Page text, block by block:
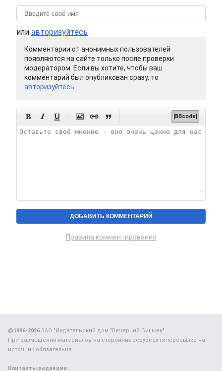
или авторизуйтесь
Комментарии от анонимных пользователей
появляются на сайте только после проверки
модератором. Если вы хотите, чтобы ваш
комментарий был опубликован сразу, то
авторизуйтесь
      [BBcode]
Правила комментирования
@1996-2026ЗАО "Издательский дом "Вечерний Бишкек"
При размещении материалов на сторонних ресурсах гиперссылка на
источник обязательна.
Контакты редакции: